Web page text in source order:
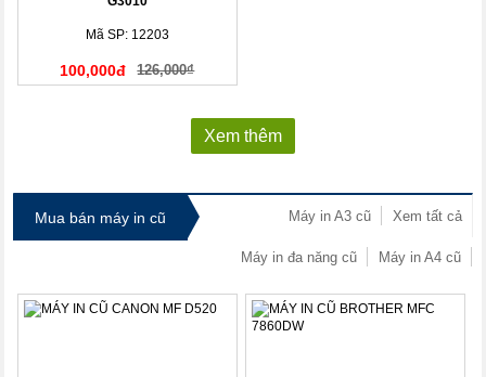
Mã SP: 12203
100,000đ 126,000₫
Xem thêm
Mua bán máy in cũ Xem tất cả
Máy in A3 cũ
Máy in A4 cũ
Máy in đa năng cũ